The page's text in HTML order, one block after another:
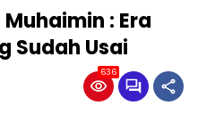
Muhaimin : Era
Sudah Usai
636